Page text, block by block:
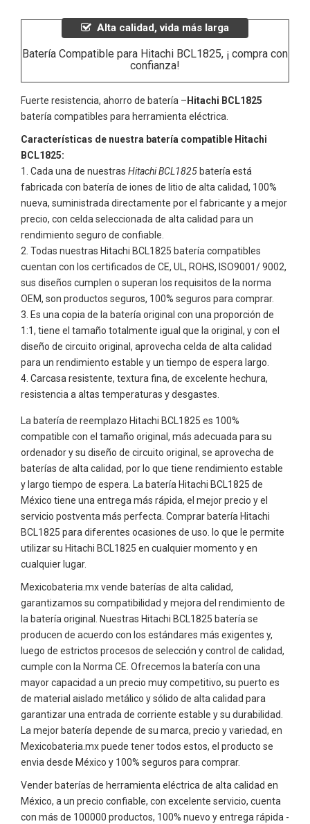
Alta calidad, vida más larga
Batería Compatible para Hitachi BCL1825, ¡ compra con
confianza!
Fuerte resistencia, ahorro de batería – Hitachi BCL1825
batería compatibles para herramienta eléctrica.
Características de nuestra batería compatible Hitachi
BCL1825:
Cada una de nuestras Hitachi BCL1825 batería está
fabricada con batería de iones de litio de alta calidad, 100%
nueva, suministrada directamente por el fabricante y a mejor
precio, con celda seleccionada de alta calidad para un
rendimiento seguro de confiable.
Todas nuestras Hitachi BCL1825 batería compatibles
cuentan con los certificados de CE, UL, ROHS, ISO9001/ 9002,
sus diseños cumplen o superan los requisitos de la norma
OEM, son productos seguros, 100% seguros para comprar.
Es una copia de la batería original con una proporción de
1:1, tiene el tamaño totalmente igual que la original, y con el
diseño de circuito original, aprovecha celda de alta calidad
para un rendimiento estable y un tiempo de espera largo.
Carcasa resistente, textura fina, de excelente hechura,
resistencia a altas temperaturas y desgastes.
La batería de reemplazo Hitachi BCL1825 es 100%
compatible con el tamaño original, más adecuada para su
ordenador y su diseño de circuito original, se aprovecha de
baterías de alta calidad, por lo que tiene rendimiento estable
y largo tiempo de espera. La batería Hitachi BCL1825 de
México tiene una entrega más rápida, el mejor precio y el
servicio postventa más perfecta. Comprar batería Hitachi
BCL1825 para diferentes ocasiones de uso. lo que le permite
utilizar su Hitachi BCL1825 en cualquier momento y en
cualquier lugar.
Mexicobateria.mx vende baterías de alta calidad,
garantizamos su compatibilidad y mejora del rendimiento de
la batería original. Nuestras Hitachi BCL1825 batería se
producen de acuerdo con los estándares más exigentes y,
luego de estrictos procesos de selección y control de calidad,
cumple con la Norma CE. Ofrecemos la batería con una
mayor capacidad a un precio muy competitivo, su puerto es
de material aislado metálico y sólido de alta calidad para
garantizar una entrada de corriente estable y su durabilidad.
La mejor batería depende de su marca, precio y variedad, en
Mexicobateria.mx puede tener todos estos, el producto se
envia desde México y 100% seguros para comprar.
Vender baterías de herramienta eléctrica de alta calidad en
México, a un precio confiable, con excelente servicio, cuenta
con más de 100000 productos, 100% nuevo y entrega rápida -